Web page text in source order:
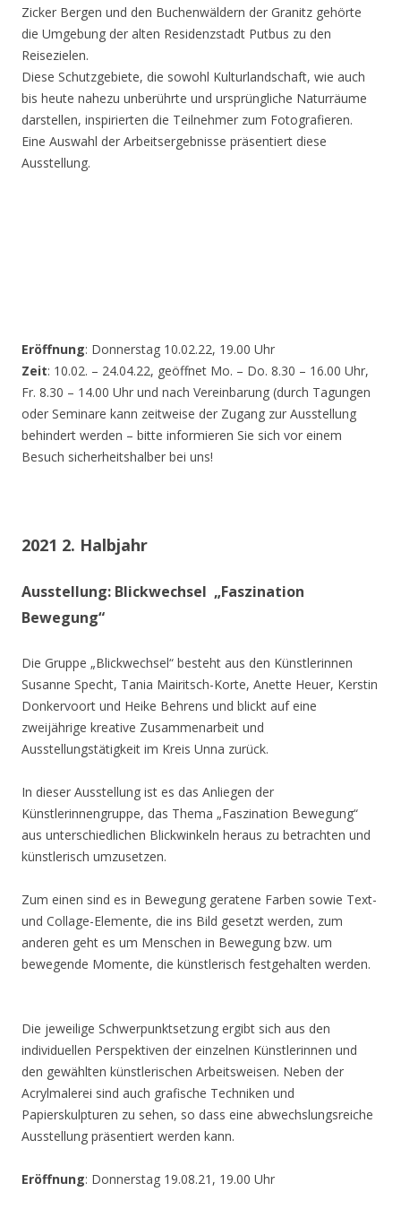
Zicker Bergen und den Buchenwäldern der Granitz gehörte
die Umgebung der alten Residenzstadt Putbus zu den
Reisezielen.
Diese Schutzgebiete, die sowohl Kulturlandschaft, wie auch
bis heute nahezu unberührte und ursprüngliche Naturräume
darstellen, inspirierten die Teilnehmer zum Fotografieren.
Eine Auswahl der Arbeitsergebnisse präsentiert diese
Ausstellung.
Eröffnung: Donnerstag 10.02.22, 19.00 Uhr
Zeit: 10.02. – 24.04.22, geöffnet Mo. – Do. 8.30 – 16.00 Uhr,
Fr. 8.30 – 14.00 Uhr und nach Vereinbarung (durch Tagungen
oder Seminare kann zeitweise der Zugang zur Ausstellung
behindert werden – bitte informieren Sie sich vor einem
Besuch sicherheitshalber bei uns!
2021 2. Halbjahr
Ausstellung: Blickwechsel „Faszination
Bewegung“
Die Gruppe „Blickwechsel“ besteht aus den Künstlerinnen
Susanne Specht, Tania Mairitsch-Korte, Anette Heuer, Kerstin
Donkervoort und Heike Behrens und blickt auf eine
zweijährige kreative Zusammenarbeit und
Ausstellungstätigkeit im Kreis Unna zurück.
In dieser Ausstellung ist es das Anliegen der
Künstlerinnengruppe, das Thema „Faszination Bewegung“
aus unterschiedlichen Blickwinkeln heraus zu betrachten und
künstlerisch umzusetzen.
Zum einen sind es in Bewegung geratene Farben sowie Text-
und Collage-Elemente, die ins Bild gesetzt werden, zum
anderen geht es um Menschen in Bewegung bzw. um
bewegende Momente, die künstlerisch festgehalten werden.
Die jeweilige Schwerpunktsetzung ergibt sich aus den
individuellen Perspektiven der einzelnen Künstlerinnen und
den gewählten künstlerischen Arbeitsweisen. Neben der
Acrylmalerei sind auch grafische Techniken und
Papierskulpturen zu sehen, so dass eine abwechslungsreiche
Ausstellung präsentiert werden kann.
Eröffnung: Donnerstag 19.08.21, 19.00 Uhr